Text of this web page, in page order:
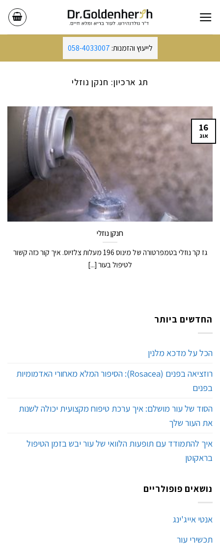
content
לייעוץ והזמנות: 058-4033007
תג ארכיון: חנקן נוזלי
חנקן נוזלי
גז קר נוזלי בטמפרטורה של מינוס 196 מעלות צלזיוס. איך קור כזה קשור
לטיפול בעור [...]
16
אוג
החדשים ביותר
הכל על מדכא מלנין
רוזציאה בפנים (Rosacea): הסיפור המלא מאחורי האדמומיות
בפנים
הסוד של עור מושלם: איך ערכת טיפוח מקצועית יכולה לשנות
את העור שלך
איך להתמודד עם תופעות הלוואי של עור יבש בזמן הטיפול
בראקוטן
נושאים פופולריים
אנטי אייג'ינג
תכשירי עור